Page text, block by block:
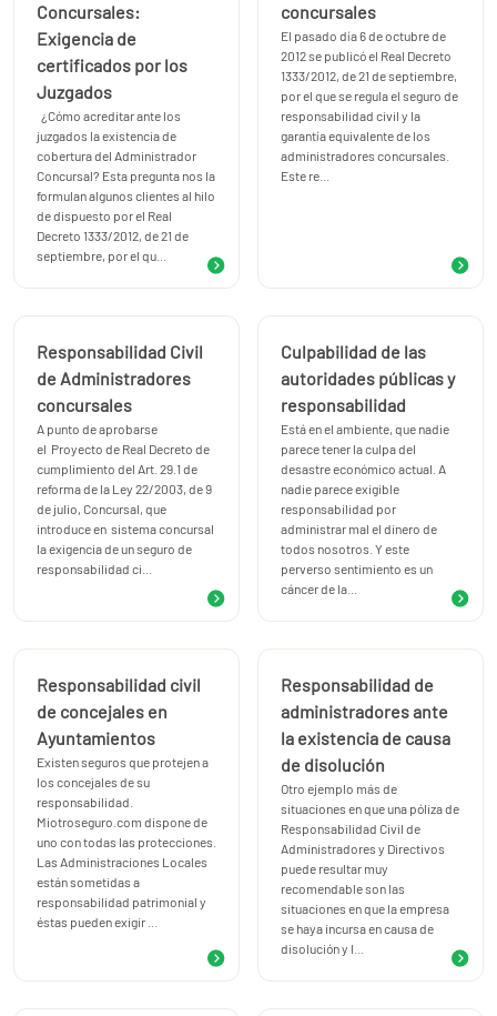
Concursales:
Exigencia de
certificados por los
Juzgados
¿Cómo acreditar ante los
juzgados la existencia de
cobertura del Administrador
Concursal? Esta pregunta nos la
formulan algunos clientes al hilo
de dispuesto por el Real
Decreto 1333/2012, de 21 de
septiembre, por el qu...
concursales
El pasado día 6 de octubre de
2012 se publicó el Real Decreto
1333/2012, de 21 de septiembre,
por el que se regula el seguro de
responsabilidad civil y la
garantía equivalente de los
administradores concursales.
Este re...
Responsabilidad Civil
de Administradores
concursales
A punto de aprobarse
el Proyecto de Real Decreto de
cumplimiento del Art. 29.1 de
reforma de la Ley 22/2003, de 9
de julio, Concursal, que
introduce en sistema concursal
la exigencia de un seguro de
responsabilidad ci...
Culpabilidad de las
autoridades públicas y
responsabilidad
Está en el ambiente, que nadie
parece tener la culpa del
desastre económico actual. A
nadie parece exigible
responsabilidad por
administrar mal el dinero de
todos nosotros. Y este
perverso sentimiento es un
cáncer de la...
Responsabilidad civil
de concejales en
Ayuntamientos
Existen seguros que protejen a
los concejales de su
responsabilidad.
Miotroseguro.com dispone de
uno con todas las protecciones.
Las Administraciones Locales
están sometidas a
responsabilidad patrimonial y
éstas pueden exigir ...
Responsabilidad de
administradores ante
la existencia de causa
de disolución
Otro ejemplo más de
situaciones en que una póliza de
Responsabilidad Civil de
Administradores y Directivos
puede resultar muy
recomendable son las
situaciones en que la empresa
se haya incursa en causa de
disolución y l...